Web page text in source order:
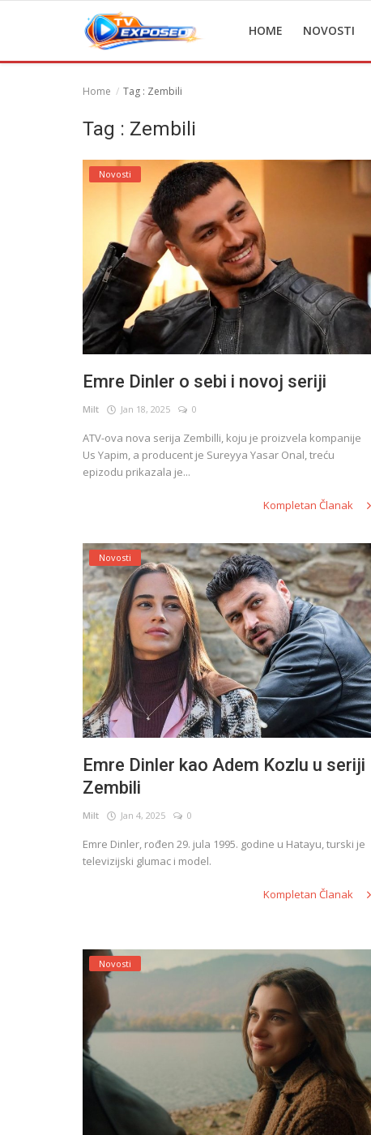
HOME NOVOSTI
Home Tag : Zembili
Tag : Zembili
Novosti
Emre Dinler o sebi i novoj seriji
Milt Jan 18, 2025 0
ATV-ova nova serija Zembilli, koju je proizvela kompanije
Us Yapim, a producent je Sureyya Yasar Onal, treću
epizodu prikazala je...
Kompletan Članak
Novosti
Emre Dinler kao Adem Kozlu u seriji
Zembili
Milt Jan 4, 2025 0
Emre Dinler, rođen 29. jula 1995. godine u Hatayu, turski je
televizijski glumac i model.
Kompletan Članak
Novosti